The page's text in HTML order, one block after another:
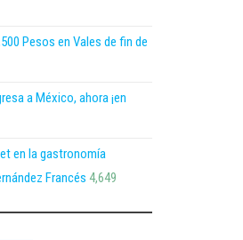
Pesos en Vales de fin de
a México, ahora ¡en
en la gastronomía
Francés 4,649